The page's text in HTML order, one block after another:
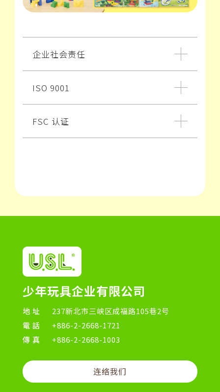
企业社会责任
ISO 9001
FSC 认证
少年玩具企业有限公司
地址
237新北市三峡区成福路105巷2号
電話
+886-2-2668-1721
傳真
+886-2-2668-1003
连络我们